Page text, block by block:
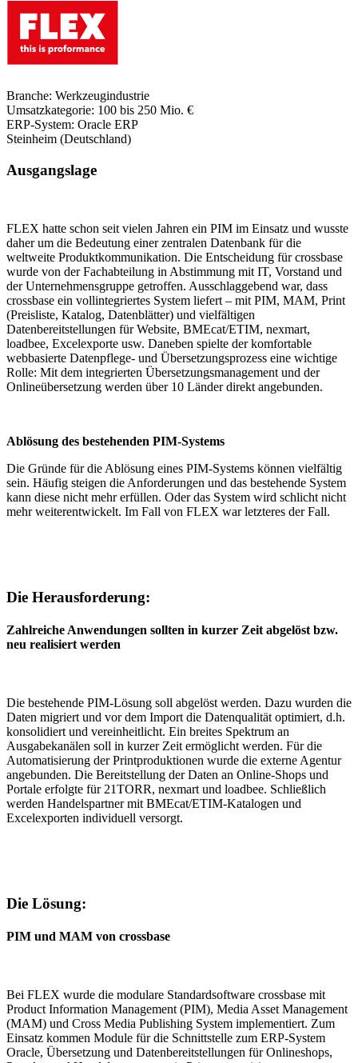
Branche: Werkzeugindustrie
Umsatzkategorie: 100 bis 250 Mio. €
ERP-System: Oracle ERP
Steinheim (Deutschland)
Ausgangslage
FLEX hatte schon seit vielen Jahren ein PIM im Einsatz und wusste
daher um die Bedeutung einer zentralen Datenbank für die
weltweite Produktkommunikation. Die Entscheidung für crossbase
wurde von der Fachabteilung in Abstimmung mit IT, Vorstand und
der Unternehmensgruppe getroffen. Ausschlaggebend war, dass
crossbase ein vollintegriertes System liefert – mit PIM, MAM, Print
(Preisliste, Katalog, Datenblätter) und vielfältigen
Datenbereitstellungen für Website, BMEcat/ETIM, nexmart,
loadbee, Excelexporte usw. Daneben spielte der komfortable
webbasierte Datenpflege- und Übersetzungsprozess eine wichtige
Rolle: Mit dem integrierten Übersetzungsmanagement und der
Onlineübersetzung werden über 10 Länder direkt angebunden.
Ablösung des bestehenden PIM-Systems
Die Gründe für die Ablösung eines PIM-Systems können vielfältig
sein. Häufig steigen die Anforderungen und das bestehende System
kann diese nicht mehr erfüllen. Oder das System wird schlicht nicht
mehr weiterentwickelt. Im Fall von FLEX war letzteres der Fall.
Die Herausforderung:
Zahlreiche Anwendungen sollten in kurzer Zeit abgelöst bzw.
neu realisiert werden
Die bestehende PIM-Lösung soll abgelöst werden. Dazu wurden die
Daten migriert und vor dem Import die Datenqualität optimiert, d.h.
konsolidiert und vereinheitlicht. Ein breites Spektrum an
Ausgabekanälen soll in kurzer Zeit ermöglicht werden. Für die
Automatisierung der Printproduktionen wurde die externe Agentur
angebunden. Die Bereitstellung der Daten an Online-Shops und
Portale erfolgte für 21TORR, nexmart und loadbee. Schließlich
werden Handelspartner mit BMEcat/ETIM-Katalogen und
Excelexporten individuell versorgt.
Die Lösung:
PIM und MAM von crossbase
Bei FLEX wurde die modulare Standardsoftware crossbase mit
Product Information Management (PIM), Media Asset Management
(MAM) und Cross Media Publishing System implementiert. Zum
Einsatz kommen Module für die Schnittstelle zum ERP-System
Oracle, Übersetzung und Datenbereitstellungen für Onlineshops,